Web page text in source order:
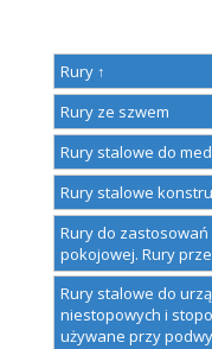
Rury ↑
Rury ze szwem
Rury stalowe do
Rury stalowe
Rury do
pokojowej. Rury
Rury stalowe do
niestopowych i
używane przy